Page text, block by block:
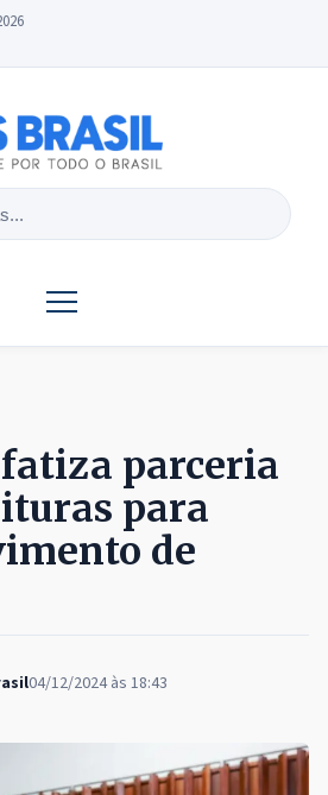
parceria
para
de
04/12/2024 às 18:43